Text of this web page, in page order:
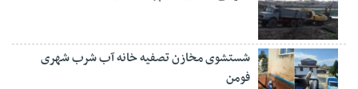
شستشوی مخازن تصفیه خانه آب شرب شهری
فومن